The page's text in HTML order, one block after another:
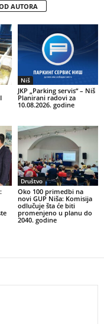
AUTORA
Niš
JKP „Parking servis“ – Niš
Planirani radovi za
10.08.2026. godine
Društvo
Oko 100 primedbi na
novi GUP Niša: Komisija
odlučuje šta će biti
promenjeno u planu do
2040. godine